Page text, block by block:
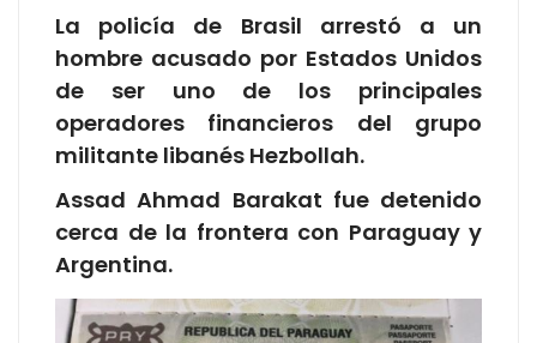
La policía de Brasil arrestó a un
hombre acusado por Estados Unidos
de ser uno de los principales
operadores financieros del grupo
militante libanés Hezbollah.
Assad Ahmad Barakat fue detenido
cerca de la frontera con Paraguay y
Argentina.